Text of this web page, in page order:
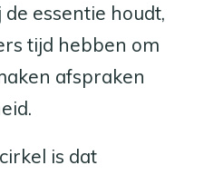
essentie houdt,
tijd hebben om
afspraken
is dat